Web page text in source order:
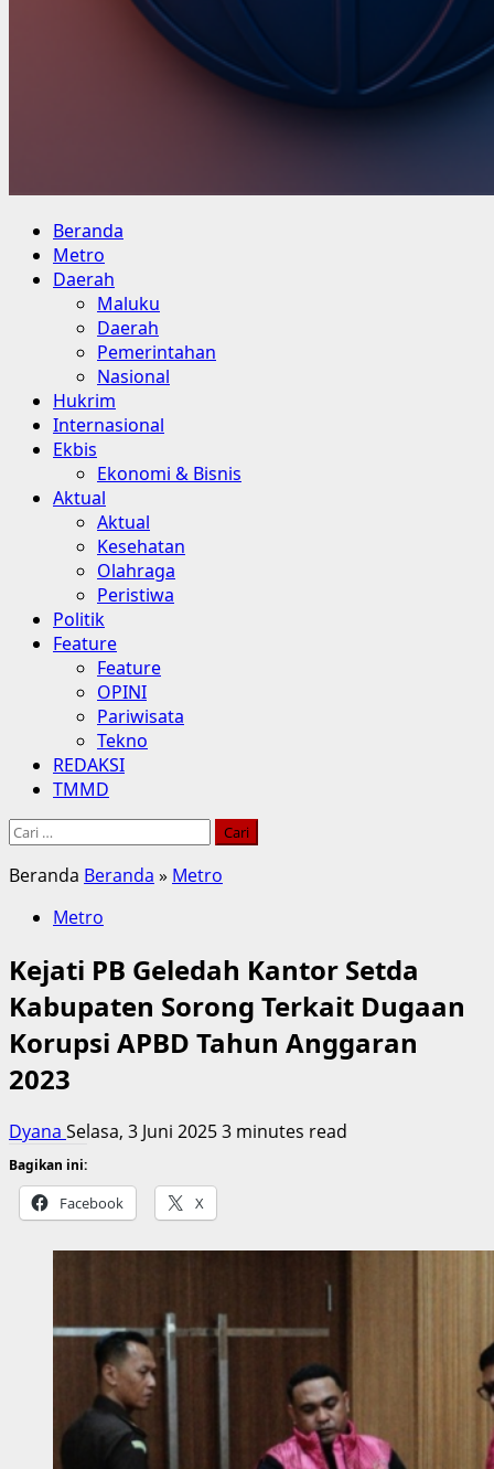
Primary
Menu
Beranda
Metro
Daerah
Maluku
Daerah
Pemerintahan
Nasional
Hukrim
Internasional
Ekbis
Ekonomi & Bisnis
Aktual
Aktual
Kesehatan
Olahraga
Peristiwa
Politik
Feature
Feature
OPINI
Pariwisata
Tekno
REDAKSI
TMMD
Cari
Beranda Beranda » Metro
Metro
Kejati PB Geledah Kantor Setda
Kabupaten Sorong Terkait Dugaan
Korupsi APBD Tahun Anggaran
2023
Dyana Selasa, 3 Juni 20253 minutes read
Bagikan ini:
Facebook X